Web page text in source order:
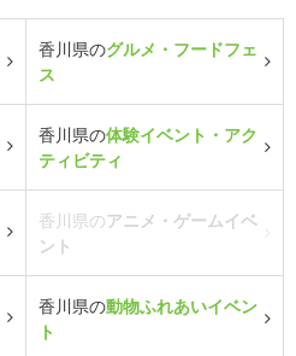
香川県のグルメ・フードフェ
ス
香川県の体験イベント・アク
ティビティ
香川県のアニメ・ゲームイベ
ント
香川県の動物ふれあいイベン
ト